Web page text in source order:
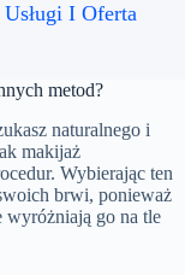
I Oferta
metod?
naturalnego i
makijaż
Wybierając ten
brwi, ponieważ
wyróżniają go na tle